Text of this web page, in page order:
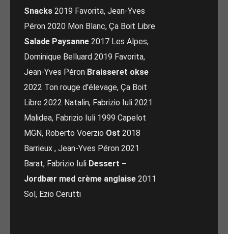
Snacks 2019 Favorita, Jean-Yves
Péron 2020 Mon Blanc, Ça Boit Libre
Salade Paysanne 2017 Les Alpes,
Dominique Belluard 2019 Favorita,
Jean-Yves Péron Braisseret okse
2022 Ton rouge d'élevage, Ça Boit
Libre 2022 Natalin, Fabrizio Iuli 2021
Malidea, Fabrizio Iuli 1999 Capelot
MGN, Roberto Voerzio Ost 2018
Barrieux , Jean-Yves Péron 2021
Barat, Fabrizio Iuli Dessert –
Jordbær med crème anglaise 2011
Sol, Ezio Cerutti